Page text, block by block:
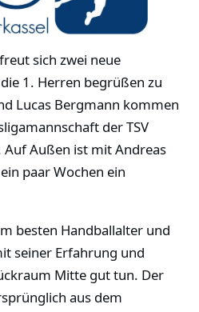
sich zwei neue
1. Herren begrüßen zu
Lucas Bergmann kommen
der TSV
Außen ist mit Andreas
paar Wochen ein
besten Handballalter und
seiner Erfahrung und
Mitte gut tun. Der
aus dem